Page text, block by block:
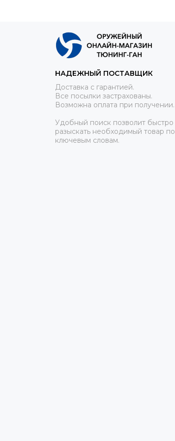
НАДЕЖНЫЙ ПОСТАВЩИК
Доставка с гарантией.
Все посылки застрахованы.
Возможна оплата при получении.
Удобный поиск позволит быстро
разыскать необходимый товар по
ключевым словам.